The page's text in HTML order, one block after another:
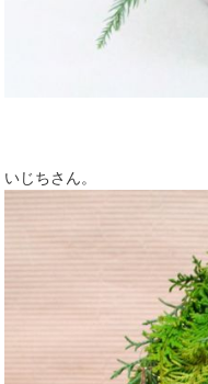
いじちさん。